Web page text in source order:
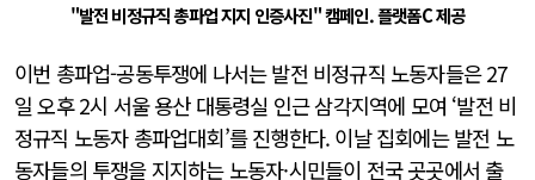
"발전 비정규직 총파업 지지 인증사진" 캠페인. 플랫폼C 제공
이번 총파업-공동투쟁에 나서는 발전 비정규직 노동자들은 27
일 오후 2시 서울 용산 대통령실 인근 삼각지역에 모여 ‘발전 비
정규직 노동자 총파업대회’를 진행한다. 이날 집회에는 발전 노
동자들의 투쟁을 지지하는 노동자·시민들이 전국 곳곳에서 출